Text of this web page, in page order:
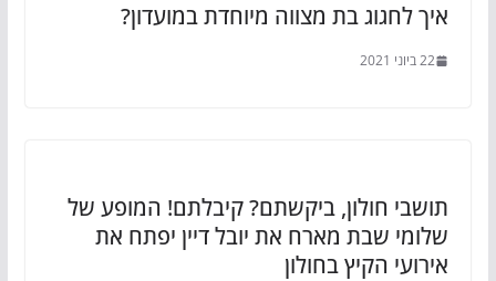
איך לחגוג בת מצווה מיוחדת במועדון?
22 ביוני 2021
תושבי חולון, ביקשתם? קיבלתם! המופע של
שלומי שבת מארח את יובל דיין יפתח את
אירועי הקיץ בחולון